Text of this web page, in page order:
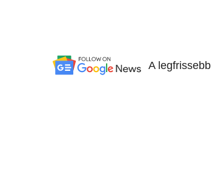
A